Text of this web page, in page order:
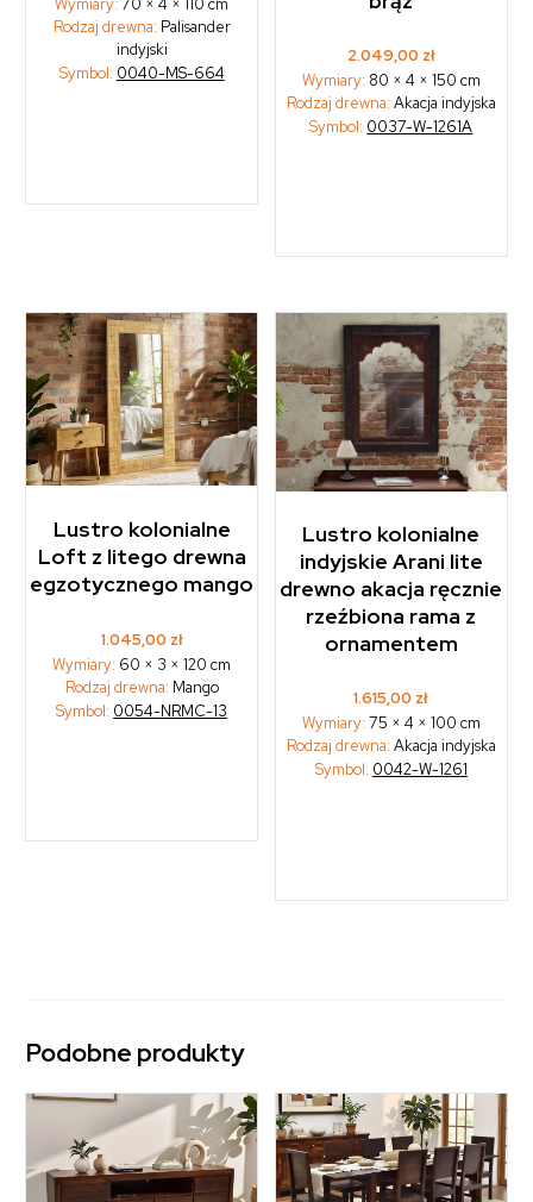
Wymiary:70 × 4 × 110 cm
Rodzaj drewna: Palisander
indyjski
Symbol: 0040-MS-664
2.049,00 zł
Wymiary: 80 × 4 × 150 cm
Rodzaj drewna: Akacja indyjska
Symbol: 0037-W-1261A
Lustro kolonialne
Loft z litego drewna
egzotycznego mango
1.045,00 zł
Wymiary: 60 × 3 × 120 cm
Rodzaj drewna: Mango
Symbol: 0054-NRMC-13
Lustro kolonialne
indyjskie Arani lite
drewno akacja ręcznie
rzeźbiona rama z
ornamentem
1.615,00 zł
Wymiary: 75 × 4 × 100 cm
Rodzaj drewna: Akacja indyjska
Symbol: 0042-W-1261
Podobne produkty